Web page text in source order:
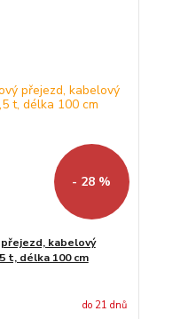
- 28 %
kabelový
t, délka 100 cm
do 21 dnů